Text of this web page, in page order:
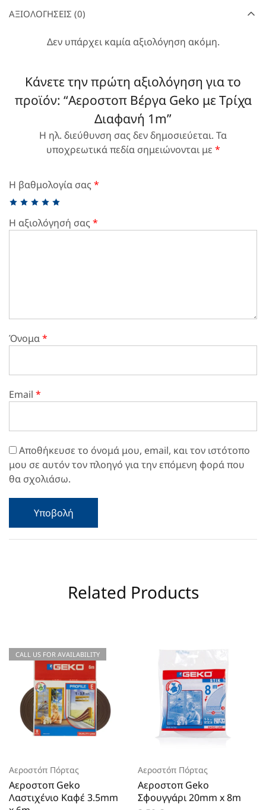
ΑΞΙΟΛΟΓΉΣΕΙΣ (0)
Δεν υπάρχει καμία αξιολόγηση ακόμη.
Κάνετε την πρώτη αξιολόγηση για το
προϊόν: “Aεροστοπ Βέργα Geko με Τρίχα
Διαφανή 1m”
Η ηλ. διεύθυνση σας δεν δημοσιεύεται. Τα
υποχρεωτικά πεδία σημειώνονται με *
Η βαθμολογία σας *
Η αξιολόγησή σας *
Όνομα*
Email *
Αποθήκευσε το όνομά μου, email, και τον ιστότοπο
μου σε αυτόν τον πλοηγό για την επόμενη φορά που
θα σχολιάσω.
Related Products
CALL US FOR AVAILABILITY
Αεροστόπ Πόρτας
Aεροστοπ Geko
Λαστιχένιο Καφέ 3.5mm
Αεροστόπ Πόρτας
Aεροστοπ Geko
Σφουγγάρι 20mm x 8m